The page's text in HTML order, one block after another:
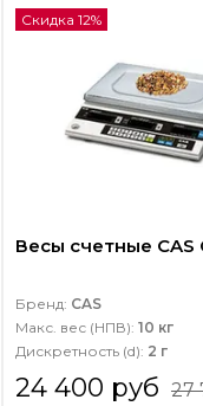
Скидка 12%
Весы счетные CAS
Бренд: CAS
Макс. вес (НПВ): 10 кг
Дискретность (d): 2 г
24 400 руб 27